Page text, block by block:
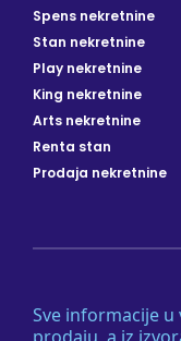
Sve informacije u
Spens nekretnine
Stan nekretnine
Play nekretnine
King nekretnine
Arts nekretnine
Renta stan
Prodaja nekretnine